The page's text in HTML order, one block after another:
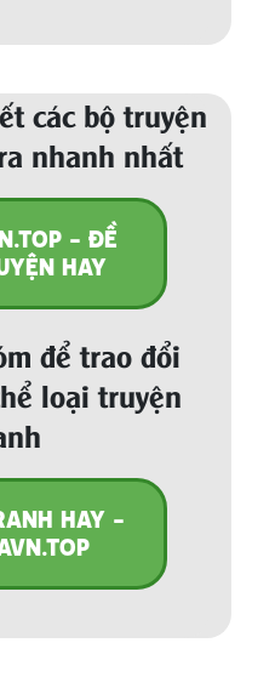
các bộ truyện
nhanh nhất
- ĐỀ
HAY
để trao đổi
loại truyện
HAY -